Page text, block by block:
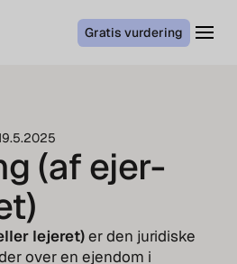
Gratis vurdering
(af ejer-
lejeret)er den juridiske
over en ejendom i